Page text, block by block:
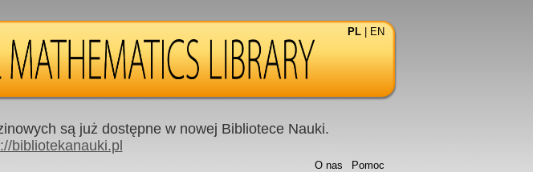
PL EN
są już dostępne w nowej Bibliotece Nauki.
bibliotekanauki.pl
Pomoc
O nas